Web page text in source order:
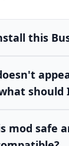
this
should
mod safe